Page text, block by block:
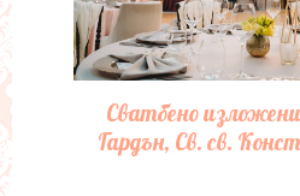
Сватбено
Гардън, Св. св.